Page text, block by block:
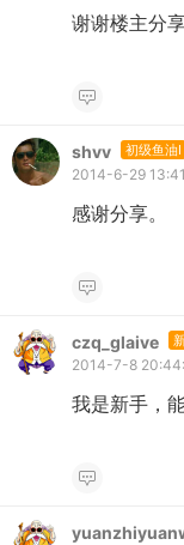
谢谢楼主分
shvv 初级鱼油I
2014-6-29
感谢分享。
czq_glaive
2014-7-8
我是新手，